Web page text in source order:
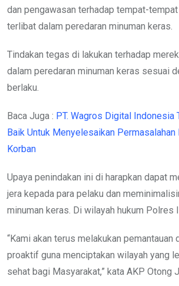
dan pengawasan terhadap tempat-
terlibat dalam peredaran minuman keras.
Tindakan tegas di lakukan terhadap
dalam peredaran minuman keras sesuai
berlaku.
Baca Juga : PT. Wagros Digital Indonesia
Baik Untuk Menyelesaikan Permasalahan
Korban
Upaya penindakan ini di harapkan dapat
jera kepada para pelaku dan
minuman keras. Di wilayah hukum Polres
“Kami akan terus melakukan pemantauan
proaktif guna menciptakan wilayah yang
sehat bagi Masyarakat,” kata AKP Otong